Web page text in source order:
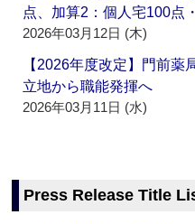
点、加算2：個人宅100点
2026年03月12日 (木)
【2026年度改定】門前
立地から職能発揮へ
2026年03月11日 (水)
Press Release Title